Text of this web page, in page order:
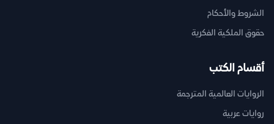
الشروط والأحكام
حقوق الملكية الفكرية
أقسام الكتب
الروايات العالمية المترجمة
روايات عربية